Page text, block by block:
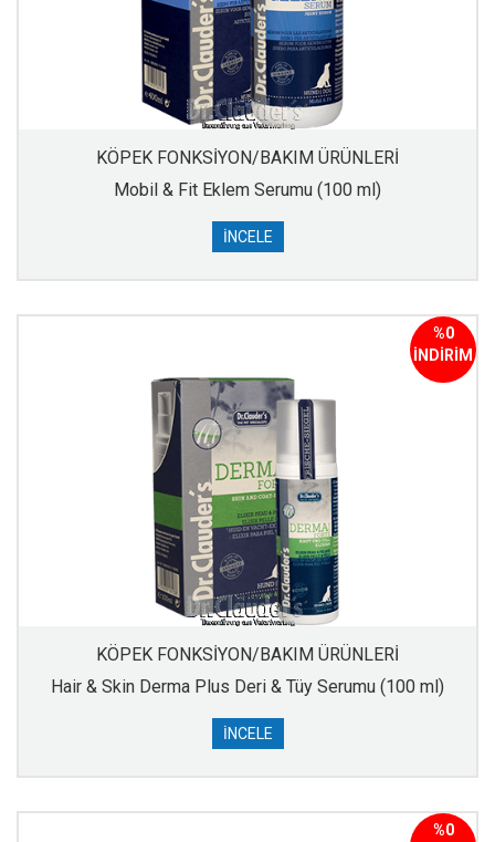
KÖPEK FONKSİYON/BAKIM ÜRÜNLERİ
Mobil & Fit Eklem Serumu (100 ml)
İNCELE
%0
İNDİRİM
KÖPEK FONKSİYON/BAKIM ÜRÜNLERİ
Hair & Skin Derma Plus Deri & Tüy Serumu (100 ml)
İNCELE
%0